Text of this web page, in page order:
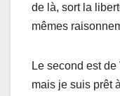
de là, sort la
mêmes
Le second est
mais je suis prêt